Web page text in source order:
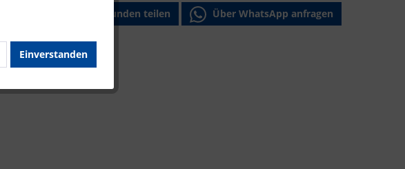
Mit Freunden teilen Über WhatsApp anfragen
Einverstanden